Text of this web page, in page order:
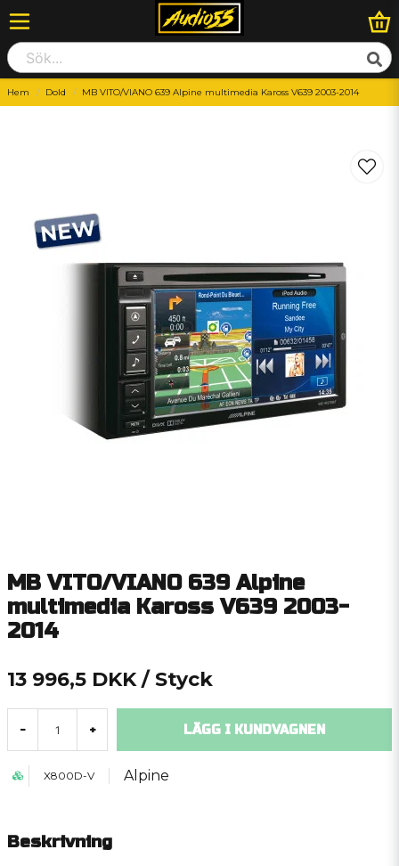
Hem Dold MB VITO/VIANO 639 Alpine multimedia Kaross V639 2003-2014
MB VITO/VIANO 639 Alpine
multimedia Kaross V639 2003-
2014
13 996,5 DKK / Styck
- + LÄGG I KUNDVAGNEN
X800D-V Alpine
Beskrivning